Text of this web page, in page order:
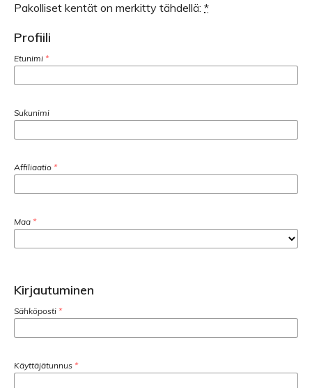
Pakolliset kentät on merkitty tähdellä: *
Profiili
Etunimi *
Sukunimi
Affiliaatio *
Maa *
Kirjautuminen
Sähköposti *
Käyttäjätunnus *